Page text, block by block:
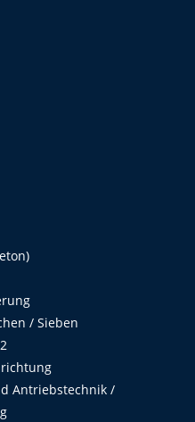
/ Sieben
Antriebstechnik /